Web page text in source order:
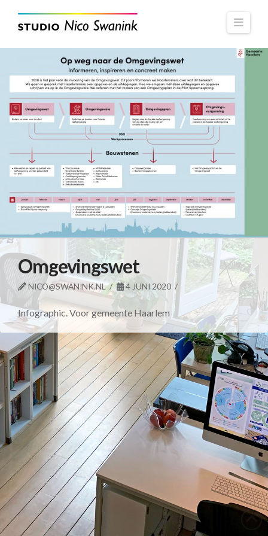
Omgevingswet
NICO@SWANINK.NL 4 JUNI 2020
Infographic. Voor gemeente Haarlem